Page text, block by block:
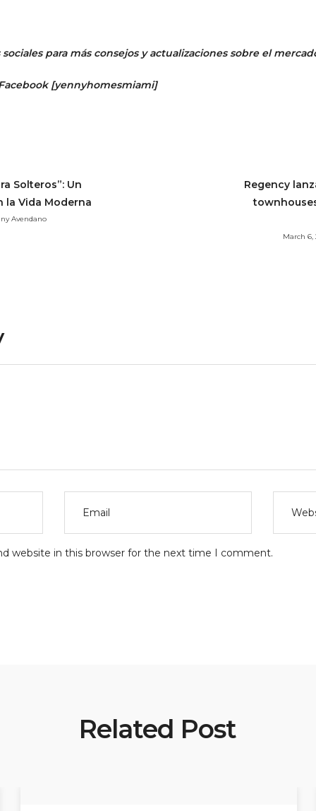
para más consejos y actualizaciones sobre el
[yennyhomesmiami]
Solteros”: Un
la Vida Moderna
Avendano
Regency
March 6,
website in this browser for the next time I comment.
Related Post